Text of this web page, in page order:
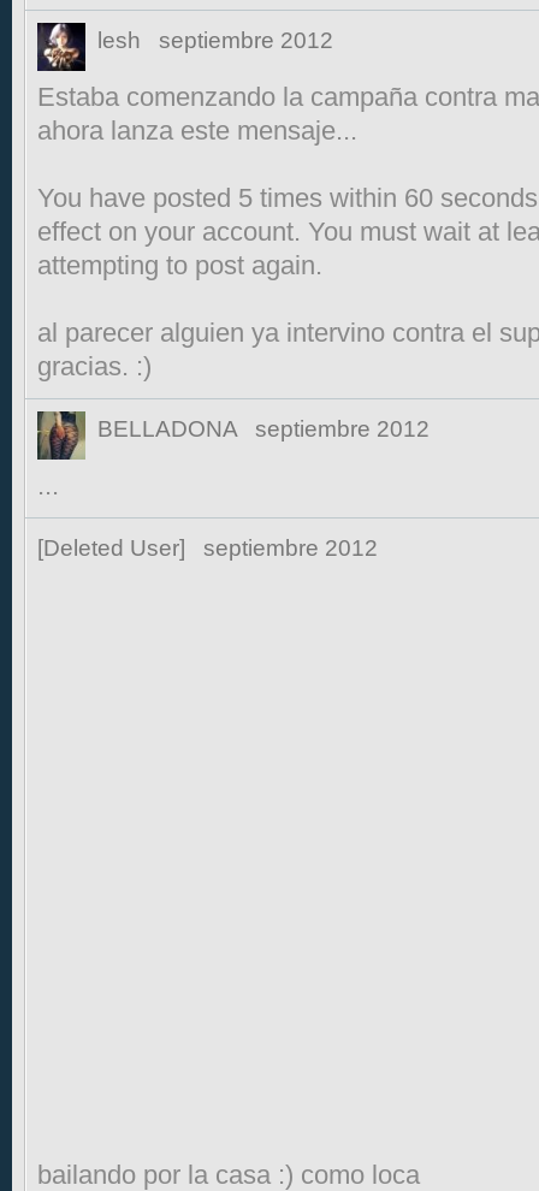
lesh septiembre 2012
Estaba comenzando la campaña contra
ahora lanza este mensaje...
You have posted 5 times within 60
effect on your account. You must wait at
attempting to post again.
al parecer alguien ya intervino contra el
gracias. :)
BELLADONA septiembre 2012
...
[Deleted User] septiembre 2012
bailando por la casa :) como loca